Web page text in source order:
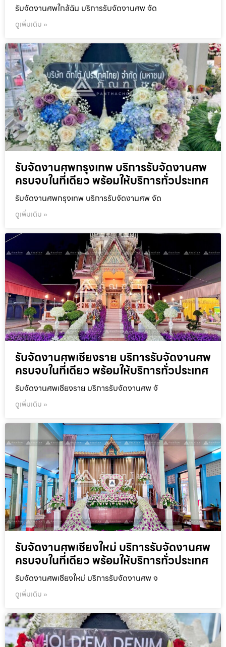
รับจัดงานศพใกล้ฉัน บริการรับจัดงานศพ จัด
ดูเพิ่มเติม »
รับจัดงานศพกรุงเทพ บริการรับจัดงานศพ
ครบจบในที่เดียว พร้อมให้บริการทั่วประเทศ
รับจัดงานศพกรุงเทพ บริการรับจัดงานศพ จัด
ดูเพิ่มเติม »
รับจัดงานศพเชียงราย บริการรับจัดงานศพ
ครบจบในที่เดียว พร้อมให้บริการทั่วประเทศ
รับจัดงานศพเชียงราย บริการรับจัดงานศพ จั
ดูเพิ่มเติม »
รับจัดงานศพเชียงใหม่ บริการรับจัดงานศพ
ครบจบในที่เดียว พร้อมให้บริการทั่วประเทศ
รับจัดงานศพเชียงใหม่ บริการรับจัดงานศพ จ
ดูเพิ่มเติม »